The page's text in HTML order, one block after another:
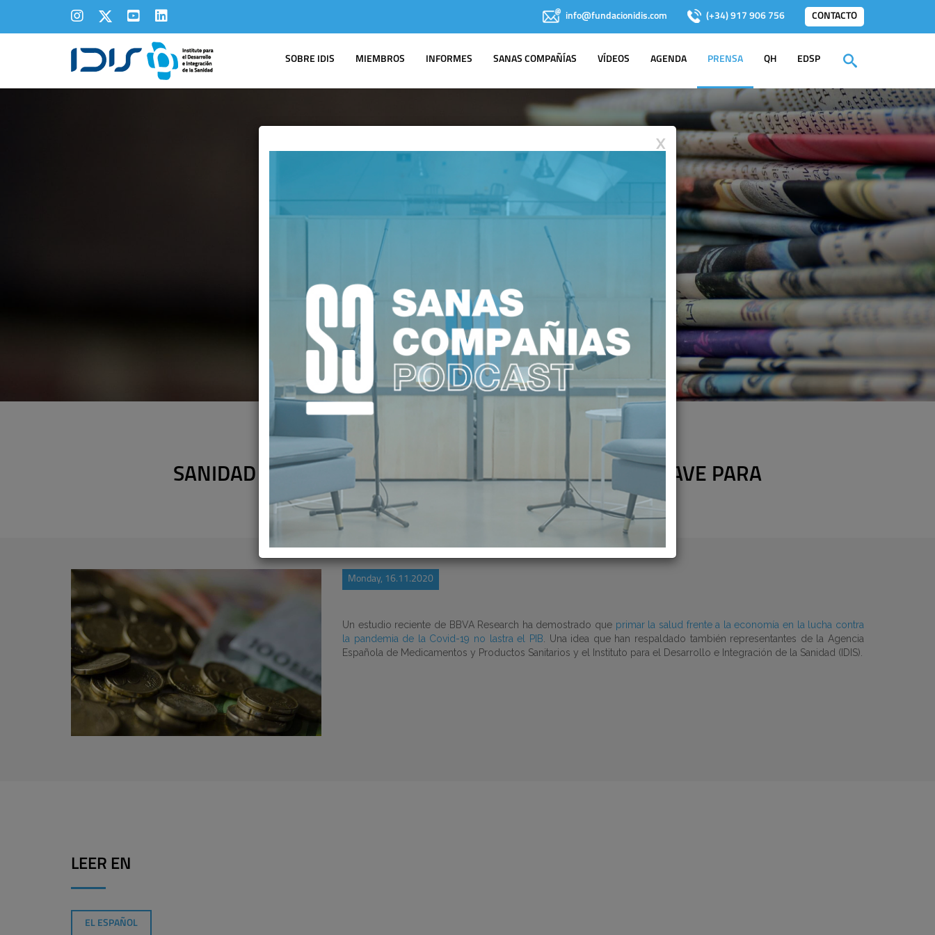
info@fundacionidis.com (+34) 917 906 756 CONTACTO
SOBRE IDIS MIEMBROS INFORMES SANAS COMPAÑÍAS VÍDEOS AGENDA PRENSA QH EDSP
IDIS EN LOS MEDIOS
SANIDAD E IDIS APOYAN EL CONFINAMIENTO COMO CLAVE PARA
Monday, 16.11.2020
Un estudio reciente de BBVA Research ha demostrado que primar la salud frente a la economía en la lucha contra
la pandemia de la Covid-19 no lastra el PIB . Una idea que han respaldado también representantes de la Agencia
Española de Medicamentos y Productos Sanitarios y el Instituto para el Desarrollo e Integración de la Sanidad (IDIS).
LEER EN
EL ESPAÑOL
X